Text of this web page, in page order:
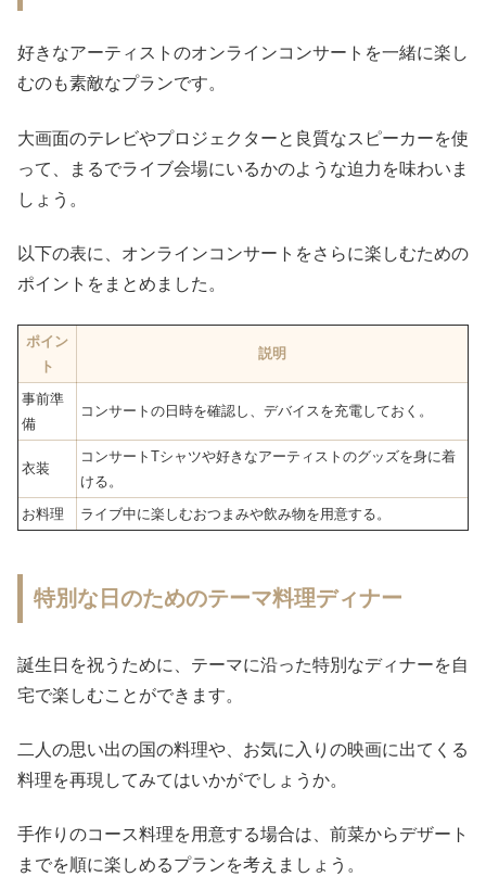
好きなアーティストのオンラインコンサートを一緒に楽し
むのも素敵なプランです。
大画面のテレビやプロジェクターと良質なスピーカーを使
って、まるでライブ会場にいるかのような迫力を味わいま
しょう。
以下の表に、オンラインコンサートをさらに楽しむための
ポイントをまとめました。
ポイン
ト
説明
事前準
備
コンサートの日時を確認し、デバイスを充電しておく。
衣装
コンサートTシャツや好きなアーティストのグッズを身に着
ける。
お料理
ライブ中に楽しむおつまみや飲み物を用意する。
特別な日のためのテーマ料理ディナー
誕生日を祝うために、テーマに沿った特別なディナーを自
宅で楽しむことができます。
二人の思い出の国の料理や、お気に入りの映画に出てくる
料理を再現してみてはいかがでしょうか。
手作りのコース料理を用意する場合は、前菜からデザート
までを順に楽しめるプランを考えましょう。